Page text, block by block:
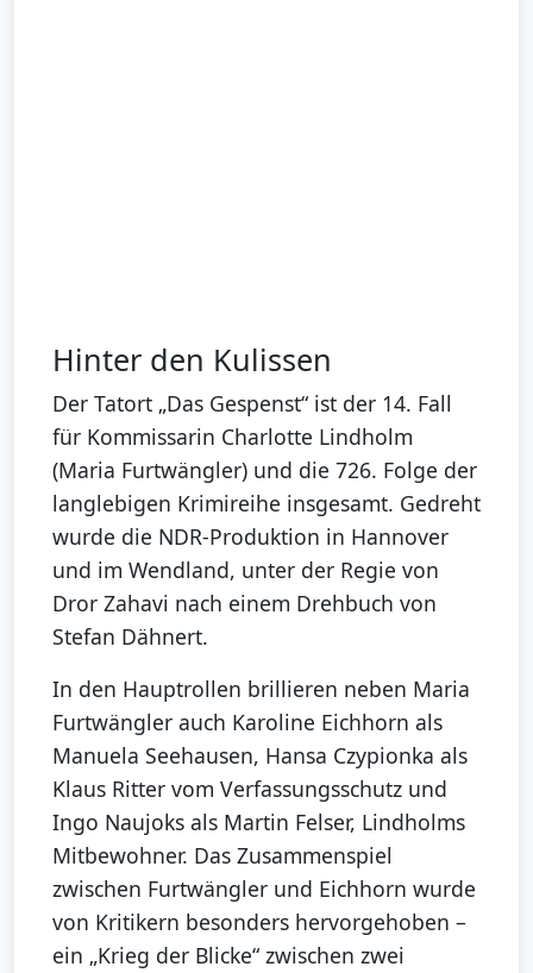
Hinter den Kulissen
Der Tatort „Das Gespenst“ ist der 14. Fall
für Kommissarin Charlotte Lindholm
(Maria Furtwängler) und die 726. Folge der
langlebigen Krimireihe insgesamt. Gedreht
wurde die NDR-Produktion in Hannover
und im Wendland, unter der Regie von
Dror Zahavi nach einem Drehbuch von
Stefan Dähnert.
In den Hauptrollen brillieren neben Maria
Furtwängler auch Karoline Eichhorn als
Manuela Seehausen, Hansa Czypionka als
Klaus Ritter vom Verfassungsschutz und
Ingo Naujoks als Martin Felser, Lindholms
Mitbewohner. Das Zusammenspiel
zwischen Furtwängler und Eichhorn wurde
von Kritikern besonders hervorgehoben –
ein „Krieg der Blicke“ zwischen zwei